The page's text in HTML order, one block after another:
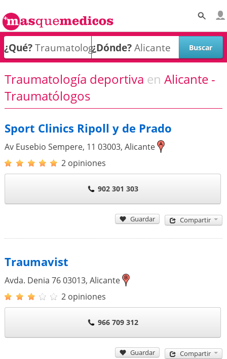
¿Qué? ¿Dónde?
Traumatología deportiva en Alicante -
Traumatólogos
Sport Clinics Ripoll y de Prado
Av Eusebio Sempere, 11 03003, Alicante
2 opiniones
902 301 303
Guardar Compartir
Traumavist
Avda. Denia 7603013, Alicante
2 opiniones
966 709 312
Guardar Compartir